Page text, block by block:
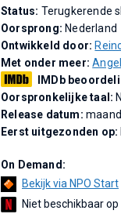
Status: Terugkerende
Oorsprong: Nederland
Ontwikkeld door:
Met onder meer:
IMDb
Oorspronkelijke taal:
Release datum:
Eerst uitgezonden op:
On Demand:
Bekijk via NPO Start
Niet beschikbaar